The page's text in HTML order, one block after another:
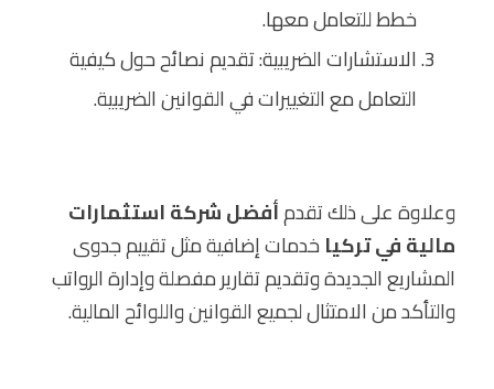
خطط للتعامل معها.
الاستشارات الضريبية: تقديم نصائح حول كيفية
التعامل مع التغييرات في القوانين الضريبية.
وعلاوة على ذلك تقدمأفضل شركة استثمارات
مالية في تركيا خدمات إضافية مثل تقييم جدوى
المشاريع الجديدة وتقديم تقارير مفصلة وإدارة الرواتب
والتأكد من الامتثال لجميع القوانين واللوائح المالية.